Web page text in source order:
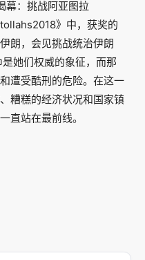
幕：挑战阿亚图拉
》中，获奖的
朗，会见挑战统治伊朗
她们权威的象征，而那
遭受酷刑的危险。在这一
糟糕的经济状况和国家镇
直站在最前线。